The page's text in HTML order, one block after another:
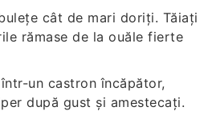
cât de mari doriți. Tăiați
rămase de la ouăle fierte
un castron încăpător,
după gust și amestecați.